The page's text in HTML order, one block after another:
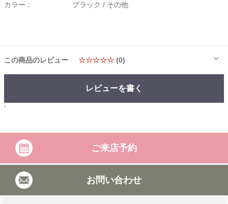
カラー： ブラック / その他
この商品のレビュー ☆☆☆☆☆ (0)
レビューを書く
'
ご来店予約
お問い合わせ